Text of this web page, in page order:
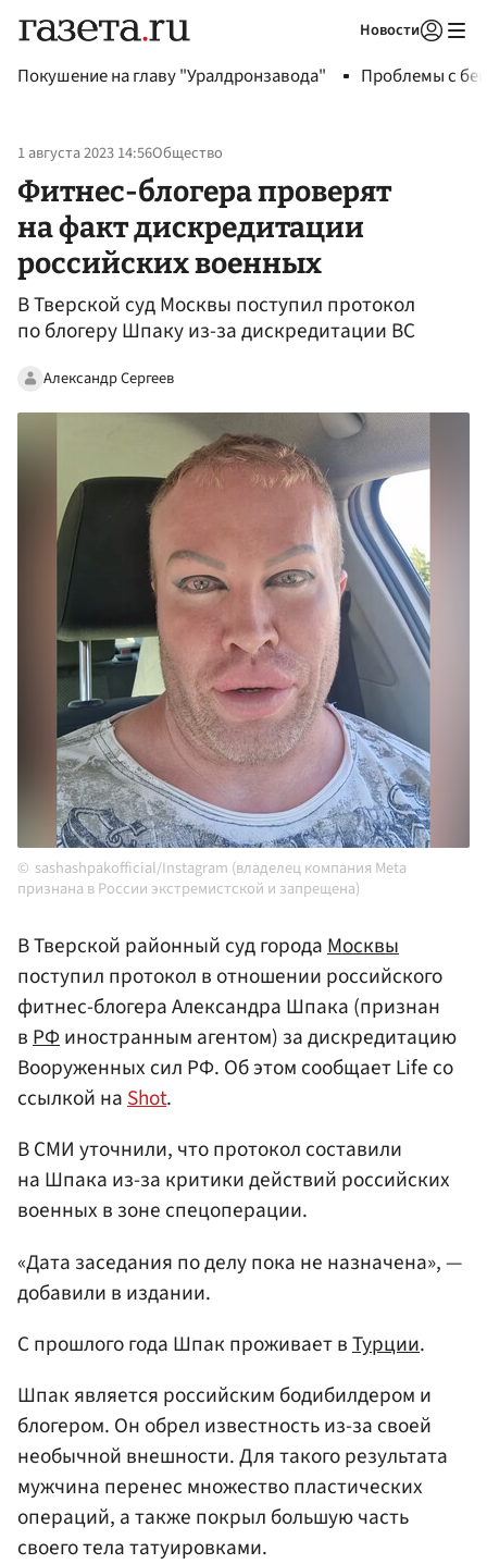
Новости
Покушение на главу "Уралдронзавода" Проблемы с
1 августа 2023 14:56Общество
Фитнес-блогера проверят
на факт дискредитации
российских военных
В Тверской суд Москвы поступил протокол
по блогеру Шпаку из-за дискредитации ВС
Александр Сергеев
sashashpakofficial/Instagram (владелец компания Meta
признана в России экстремистской и запрещена)
В Тверской районный суд городаМосквы
поступил протокол в отношении российского
фитнес-блогера Александра Шпака (признан
вРФиностранным агентом) за дискредитацию
Вооруженных сил РФ. Об этом сообщает Life со
ссылкой наShot.
В СМИ уточнили, что протокол составили
на Шпака из-за критики действий российских
военных в зоне спецоперации.
«Дата заседания по делу пока не назначена», —
добавили в издании.
С прошлого года Шпак проживает вТурции.
Шпак является российским бодибилдером и
блогером. Он обрел известность из-за своей
необычной внешности. Для такого результата
мужчина перенес множество пластических
операций, а также покрыл большую часть
своего тела татуировками.